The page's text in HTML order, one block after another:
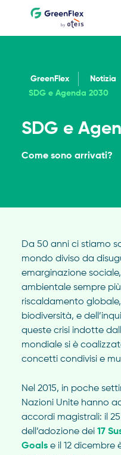
GreenFlex Notizia
SDG e Agenda 2030
SDG e
Come sono arrivati?
Da 50 anni ci stiamo
mondo diviso da
emarginazione
ambientale sempre
riscaldamento
biodiversità, e
queste crisi indotte
mondiale si è
concetti condivisi e
Nel 2015, in poche
Nazioni Unite hanno
accordi magistrali: il
dell’adozione dei 17
Goalse il 12 dicembre